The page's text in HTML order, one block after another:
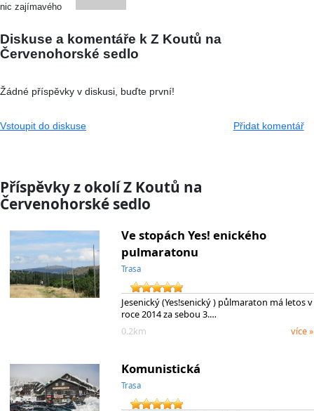
nic zajímavého
Diskuse a komentáře k Z Koutů na
Červenohorské sedlo
Žádné příspěvky v diskusi, buďte první!
Vstoupit do diskuse Přidat komentář
Příspěvky z okolí Z Koutů na
Červenohorské sedlo
Ve stopách Yes! enického
pulmaratonu
Trasa
Jesenický (Yes!senický ) půlmaraton má letos v
roce 2014 za sebou 3.…
0.2km
více »
Komunistická
Trasa